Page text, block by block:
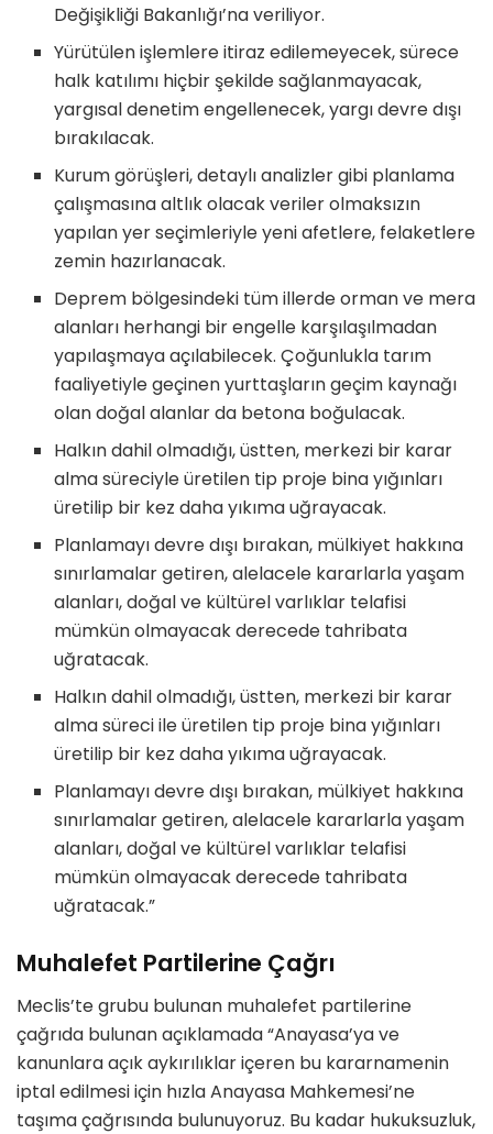
Değişikliği Bakanlığı’na veriliyor.
Yürütülen işlemlere itiraz edilemeyecek, sürece
halk katılımı hiçbir şekilde sağlanmayacak,
yargısal denetim engellenecek, yargı devre dışı
bırakılacak.
Kurum görüşleri, detaylı analizler gibi planlama
çalışmasına altlık olacak veriler olmaksızın
yapılan yer seçimleriyle yeni afetlere, felaketlere
zemin hazırlanacak.
Deprem bölgesindeki tüm illerde orman ve mera
alanları herhangi bir engelle karşılaşılmadan
yapılaşmaya açılabilecek. Çoğunlukla tarım
faaliyetiyle geçinen yurttaşların geçim kaynağı
olan doğal alanlar da betona boğulacak.
Halkın dahil olmadığı, üstten, merkezi bir karar
alma süreciyle üretilen tip proje bina yığınları
üretilip bir kez daha yıkıma uğrayacak.
Planlamayı devre dışı bırakan, mülkiyet hakkına
sınırlamalar getiren, alelacele kararlarla yaşam
alanları, doğal ve kültürel varlıklar telafisi
mümkün olmayacak derecede tahribata
uğratacak.
Halkın dahil olmadığı, üstten, merkezi bir karar
alma süreci ile üretilen tip proje bina yığınları
üretilip bir kez daha yıkıma uğrayacak.
Planlamayı devre dışı bırakan, mülkiyet hakkına
sınırlamalar getiren, alelacele kararlarla yaşam
alanları, doğal ve kültürel varlıklar telafisi
mümkün olmayacak derecede tahribata
uğratacak.”
Muhalefet Partilerine Çağrı
Meclis’te grubu bulunan muhalefet partilerine
çağrıda bulunan açıklamada “Anayasa’ya ve
kanunlara açık aykırılıklar içeren bu kararnamenin
iptal edilmesi için hızla Anayasa Mahkemesi’ne
taşıma çağrısında bulunuyoruz. Bu kadar hukuksuzluk,